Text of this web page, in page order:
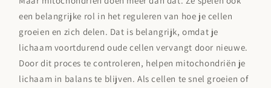
een belangrijke rol in het reguleren van hoe je cellen
groeien en zich delen. Dat is belangrijk, omdat je
lichaam voortdurend oude cellen vervangt door nieuwe.
Door dit proces te controleren, helpen mitochondriën je
lichaam in balans te blijven. Als cellen te snel groeien of